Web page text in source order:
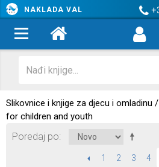
NAKLADA VAL
Slikovnice i knjige za djecu i omladinu
for children and youth
Poredaj po
PRETHODNI
1 2 3 4